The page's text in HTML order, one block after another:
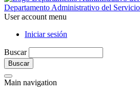
Departamento Administrativo del
User account menu
Iniciar sesión
Buscar
Main navigation